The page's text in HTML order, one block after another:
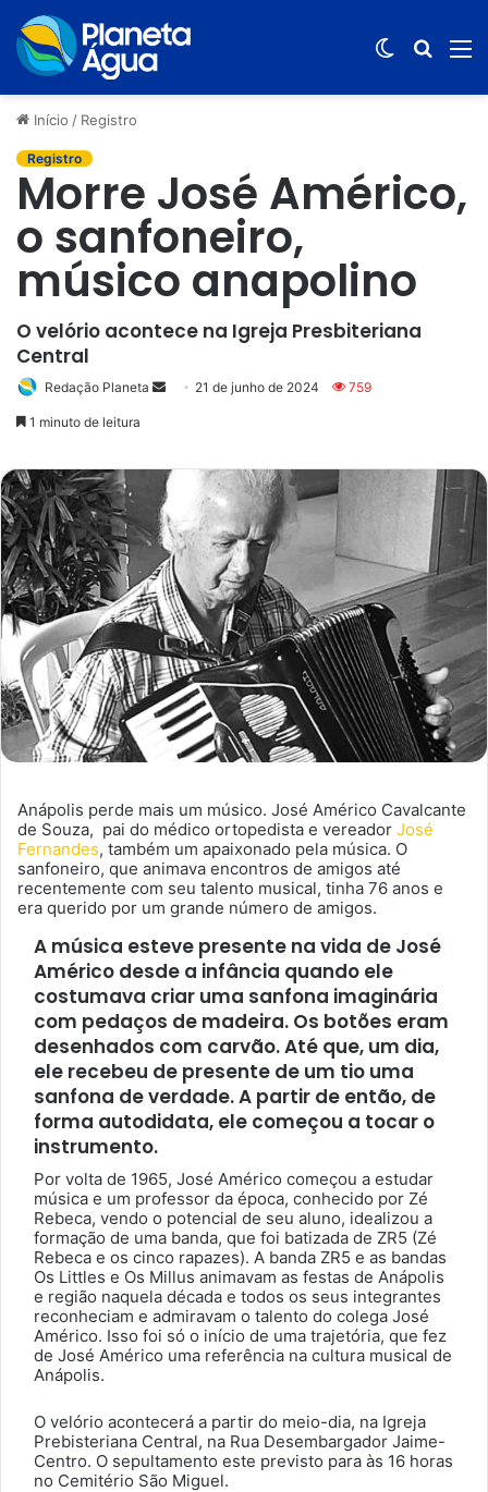
Switch
Início / Registro
Registro
Morre José Américo,
o sanfoneiro,
músico anapolino
O velório acontece na Igreja Presbiteriana
Central
Redação Planeta
Mande
mail
21 de junho de 2024 759
1 minuto de leitura
Anápolis perde mais um músico. José Américo Cavalcante
de Souza, pai do médico ortopedista e vereador José
Fernandes, também um apaixonado pela música. O
sanfoneiro, que animava encontros de amigos até
recentemente com seu talento musical, tinha 76 anos e
era querido por um grande número de amigos.
A música esteve presente na vida de José
Américo desde a infância quando ele
costumava criar uma sanfona imaginária
com pedaços de madeira. Os botões eram
desenhados com carvão. Até que, um dia,
ele recebeu de presente de um tio uma
sanfona de verdade. A partir de então, de
forma autodidata, ele começou a tocar o
instrumento.
Por volta de 1965, José Américo começou a estudar
música e um professor da época, conhecido por Zé
Rebeca, vendo o potencial de seu aluno, idealizou a
formação de uma banda, que foi batizada de ZR5 (Zé
Rebeca e os cinco rapazes). A banda ZR5 e as bandas
Os Littles e Os Millus animavam as festas de Anápolis
e região naquela década e todos os seus integrantes
reconheciam e admiravam o talento do colega José
Américo. Isso foi só o início de uma trajetória, que fez
de José Américo uma referência na cultura musical de
Anápolis.
O velório acontecerá a partir do meio-dia, na Igreja
Prebisteriana Central, na Rua Desembargador Jaime-
Centro. O sepultamento este previsto para às 16 horas
no Cemitério São Miguel.